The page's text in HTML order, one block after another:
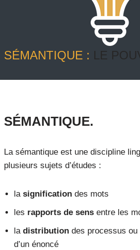
SÉMANTIQUE : LE
SÉMANTIQUE.
La sémantique est une discipline
plusieurs sujets d’études :
la significationdes mots
les rapports de sensentre les
la distributiondes processus ou
d’un énoncé